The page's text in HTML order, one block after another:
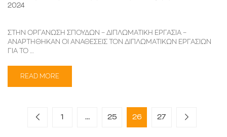
2024
ΣΤΗΝ ΟΡΓΑΝΩΣΗ ΣΠΟΥΔΩΝ – ΔΙΠΛΩΜΑΤΙΚΗ ΕΡΓΑΣΙΑ –
ΑΝΑΡΤΗΘΗΚΑΝ ΟΙ ΑΝΑΘΕΣΕΙΣ ΤΟΝ ΔΙΠΛΩΜΑΤΙΚΩΝ ΕΡΓΑΣΙΩΝ
ΓΙΑ ΤΟ …
READ MORE
1 … 25 26 27